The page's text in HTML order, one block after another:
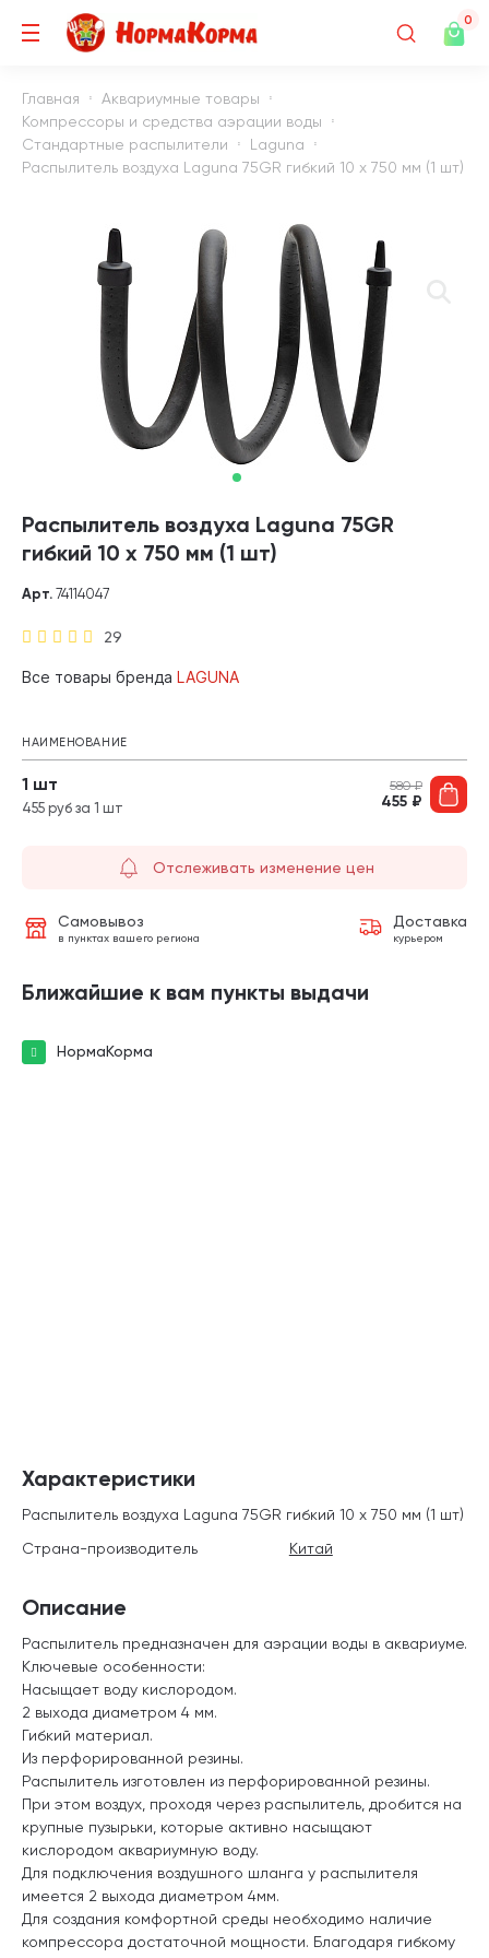
0
Главная
Аквариумные товары
Компрессоры и средства аэрации воды
Стандартные распылители
Laguna
Распылитель воздуха Laguna 75GR гибкий 10 х 750 мм (1 шт)
Распылитель воздуха Laguna 75GR
гибкий 10 х 750 мм (1 шт)
29
Арт. 74114047
Все товары бренда LAGUNA
НАИМЕНОВАНИЕ
1 шт
455 руб за 1 шт
580₽
455 ₽
Отслеживать изменение цен
Самовывоз
в пунктах вашего региона
Доставка
курьером
Ближайшие к вам пункты выдачи
НормаКорма
Описание
Распылитель предназначен для аэрации воды в аквариуме.
Ключевые особенности:
Насыщает воду кислородом.
2 выхода диаметром 4 мм.
Гибкий материал.
Из перфорированной резины.
Распылитель изготовлен из перфорированной резины.
При этом воздух, проходя через распылитель, дробится на
крупные пузырьки, которые активно насыщают
кислородом аквариумную воду.
Для подключения воздушного шланга у распылителя
имеется 2 выхода диаметром 4мм.
Для создания комфортной среды необходимо наличие
компрессора достаточной мощности. Благодаря гибкому
Характеристики
Распылитель воздуха Laguna 75GR гибкий 10 х 750 мм (1 шт)
Страна-производитель
Китай